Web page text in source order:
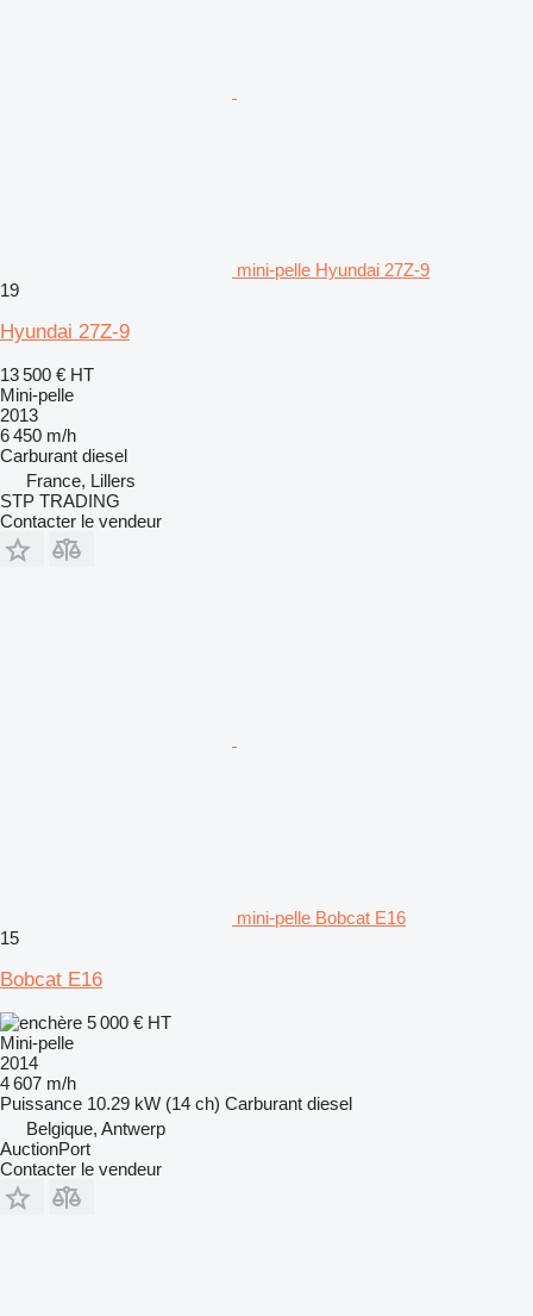
mini-pelle Hyundai 27Z-9
19
Hyundai 27Z-9
13 500 € HT
Mini-pelle
2013
6 450 m/h
Carburant diesel
France, Lillers
STP TRADING
Contacter le vendeur
mini-pelle Bobcat E16
15
Bobcat E16
5 000 € HT
Mini-pelle
2014
4 607 m/h
Puissance 10.29 kW (14 ch) Carburant diesel
Belgique, Antwerp
AuctionPort
Contacter le vendeur